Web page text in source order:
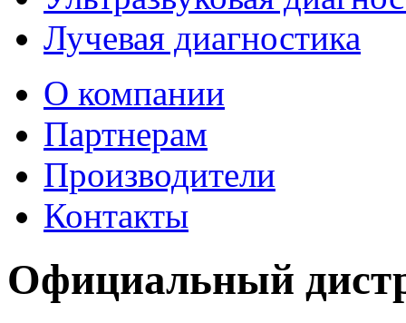
Лучевая диагностика
О компании
Партнерам
Производители
Контакты
Официальный